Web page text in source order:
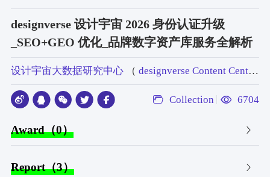
designverse 设计宇宙 2026 身份认证升级
_SEO+GEO 优化_品牌数字资产库服务全解析
设计宇宙大数据研究中心 （ designverse Content Center ）
Collection 6704
Award（0）
Report（3）